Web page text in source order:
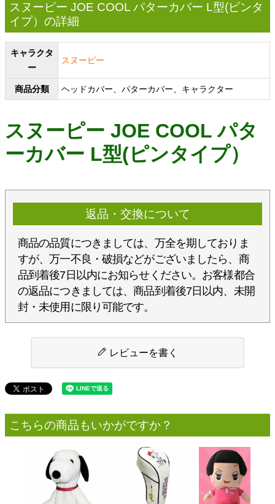
スヌーピー JOE COOL パターカバー L型(ピンタ
イプ）の詳細
キャラクタ
ー
スヌーピー
商品分類 ヘッドカバー、パターカバー、キャラクター
スヌーピー JOE COOL パタ
ーカバー L型(ピンタイプ）
返品・交換について
商品の品質につきましては、万全を期しておりま
すが、万一不良・破損などがございましたら、商
品到着後7日以内にお知らせください。お客様都合
の返品につきましては、商品到着後7日以内、未開
封・未使用に限り可能です。
レビューを書く
こちらの商品もいかがですか？